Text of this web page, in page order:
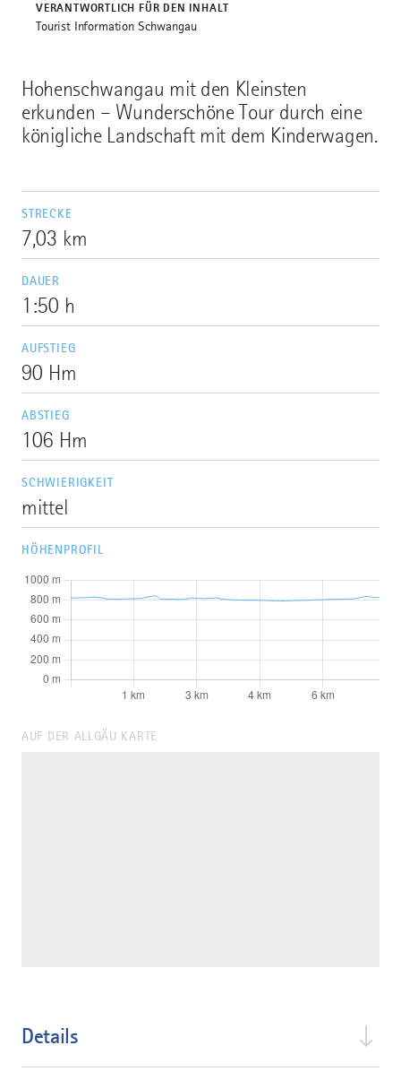
Hohenschwangau mit den Kleinsten
erkunden – Wunderschöne Tour durch eine
königliche Landschaft mit dem Kinderwagen.
STRECKE
7,03 km
DAUER
1:50 h
AUFSTIEG
90 Hm
ABSTIEG
106 Hm
SCHWIERIGKEIT
mittel
HÖHENPROFIL
AUF DER ALLGÄU KARTE
Details
VERANTWORTLICH FÜR DEN INHALT
Tourist Information Schwangau